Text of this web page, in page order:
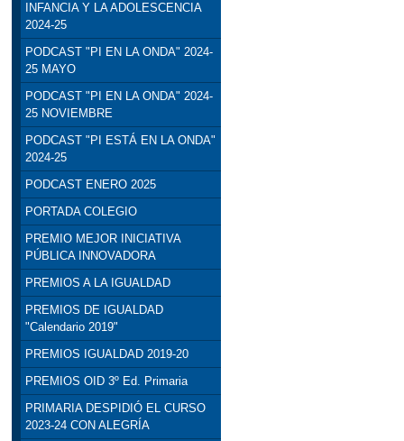
INFANCIA Y LA ADOLESCENCIA
2024-25
PODCAST "PI EN LA ONDA" 2024-
25 MAYO
PODCAST "PI EN LA ONDA" 2024-
25 NOVIEMBRE
PODCAST "PI ESTÁ EN LA ONDA"
2024-25
PODCAST ENERO 2025
PORTADA COLEGIO
PREMIO MEJOR INICIATIVA
PÚBLICA INNOVADORA
PREMIOS A LA IGUALDAD
PREMIOS DE IGUALDAD
"Calendario 2019"
PREMIOS IGUALDAD 2019-20
PREMIOS OID 3º Ed. Primaria
PRIMARIA DESPIDIÓ EL CURSO
2023-24 CON ALEGRÍA